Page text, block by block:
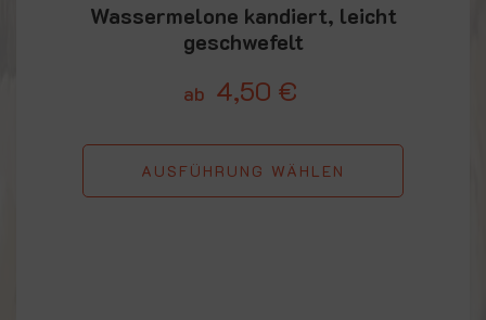
Wassermelone kandiert, leicht
geschwefelt
ab 4,50 €
AUSFÜHRUNG WÄHLEN